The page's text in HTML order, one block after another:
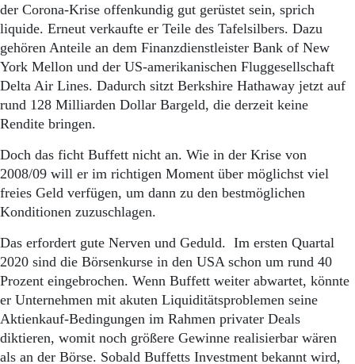
der Corona-Krise offenkundig gut gerüstet sein, sprich
liquide. Erneut verkaufte er Teile des Tafelsilbers. Dazu
gehören Anteile an dem Finanzdienstleister Bank of New
York Mellon und der US-amerikanischen Fluggesellschaft
Delta Air Lines. Dadurch sitzt Berkshire Hathaway jetzt auf
rund 128 Milliarden Dollar Bargeld, die derzeit keine
Rendite bringen.
Doch das ficht Buffett nicht an. Wie in der Krise von
2008/09 will er im richtigen Moment über möglichst viel
freies Geld verfügen, um dann zu den bestmöglichen
Konditionen zuzuschlagen.
Das erfordert gute Nerven und Geduld. Im ersten Quartal
2020 sind die Börsenkurse in den USA schon um rund 40
Prozent eingebrochen. Wenn Buffett weiter abwartet, könnte
er Unternehmen mit akuten Liquiditätsproblemen seine
Aktienkauf-Bedingungen im Rahmen privater Deals
diktieren, womit noch größere Gewinne realisierbar wären
als an der Börse. Sobald Buffetts Investment bekannt wird,